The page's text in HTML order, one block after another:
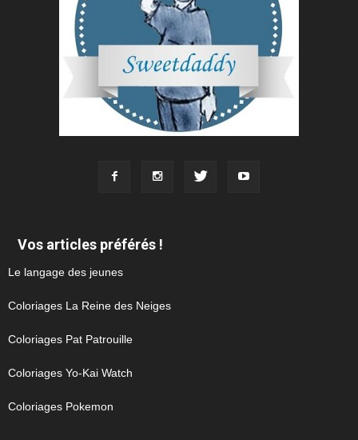
Vos articles préférés !
Le langage des jeunes
Coloriages La Reine des Neiges
Coloriages Pat Patrouille
Coloriages Yo-Kai Watch
Coloriages Pokemon